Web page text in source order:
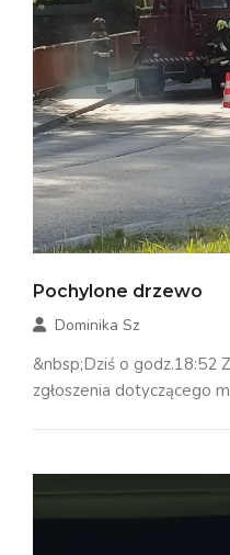
Pochylone drzewo
Dominika Sz
&nbsp;Dziś o godz.18:52
zgłoszenia dotyczącego